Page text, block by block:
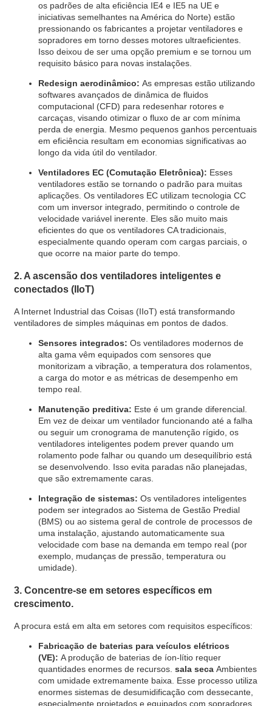
os padrões de alta eficiência IE4 e IE5 na UE e
iniciativas semelhantes na América do Norte) estão
pressionando os fabricantes a projetar ventiladores e
sopradores em torno desses motores ultraeficientes.
Isso deixou de ser uma opção premium e se tornou um
requisito básico para novas instalações.
Redesign aerodinâmico: As empresas estão utilizando
softwares avançados de dinâmica de fluidos
computacional (CFD) para redesenhar rotores e
carcaças, visando otimizar o fluxo de ar com mínima
perda de energia. Mesmo pequenos ganhos percentuais
em eficiência resultam em economias significativas ao
longo da vida útil do ventilador.
Ventiladores EC (Comutação Eletrônica): Esses
ventiladores estão se tornando o padrão para muitas
aplicações. Os ventiladores EC utilizam tecnologia CC
com um inversor integrado, permitindo o controle de
velocidade variável inerente. Eles são muito mais
eficientes do que os ventiladores CA tradicionais,
especialmente quando operam com cargas parciais, o
que ocorre na maior parte do tempo.
2. A ascensão dos ventiladores inteligentes e
conectados (IIoT)
A Internet Industrial das Coisas (IIoT) está transformando
ventiladores de simples máquinas em pontos de dados.
Sensores integrados: Os ventiladores modernos de
alta gama vêm equipados com sensores que
monitorizam a vibração, a temperatura dos rolamentos,
a carga do motor e as métricas de desempenho em
tempo real.
Manutenção preditiva: Este é um grande diferencial.
Em vez de deixar um ventilador funcionando até a falha
ou seguir um cronograma de manutenção rígido, os
ventiladores inteligentes podem prever quando um
rolamento pode falhar ou quando um desequilíbrio está
se desenvolvendo. Isso evita paradas não planejadas,
que são extremamente caras.
Integração de sistemas: Os ventiladores inteligentes
podem ser integrados ao Sistema de Gestão Predial
(BMS) ou ao sistema geral de controle de processos de
uma instalação, ajustando automaticamente sua
velocidade com base na demanda em tempo real (por
exemplo, mudanças de pressão, temperatura ou
umidade).
3. Concentre-se em setores específicos em
crescimento.
A procura está em alta em setores com requisitos específicos:
Fabricação de baterias para veículos elétricos
(VE): A produção de baterias de íon-lítio requer
quantidades enormes de recursos. sala seca Ambientes
com umidade extremamente baixa. Esse processo utiliza
enormes sistemas de desumidificação com dessecante,
especialmente projetados e equipados com sopradores